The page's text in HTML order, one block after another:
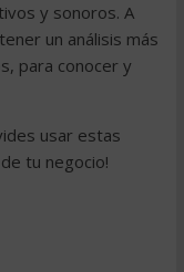
y sonoros. A
un análisis más
para conocer y
usar estas
tu negocio!